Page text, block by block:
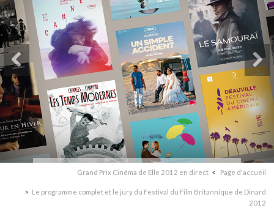
Grand Prix Cinéma de Elle 2012 en direct Page d'accueil
Le programme complet et le jury du Festival du Film Britannique de Dinard
2012